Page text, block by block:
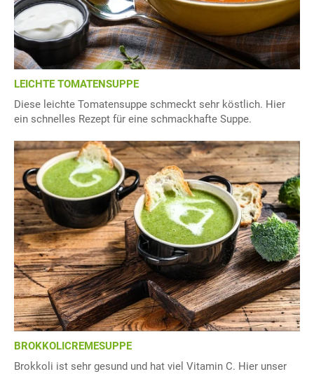
LEICHTE TOMATENSUPPE
Diese leichte Tomatensuppe schmeckt sehr köstlich. Hier
ein schnelles Rezept für eine schmackhafte Suppe.
BROKKOLICREMESUPPE
Brokkoli ist sehr gesund und hat viel Vitamin C. Hier unser